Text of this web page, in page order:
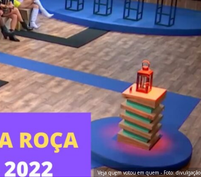
Veja quem votou em quem - Foto: divulgação